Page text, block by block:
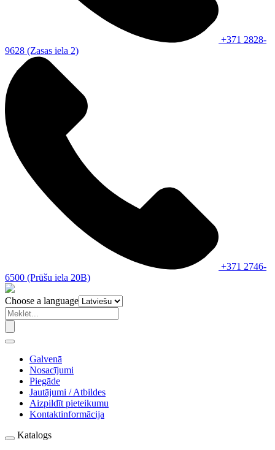
+371 2828-
9628 (Zasas iela 2)
+371 2746-
6500 (Prūšu iela 20B)
Choose a language
Galvenā
Nosacījumi
Piegāde
Jautājumi / Atbildes
Aizpildīt pieteikumu
Kontaktinformācija
Katalogs